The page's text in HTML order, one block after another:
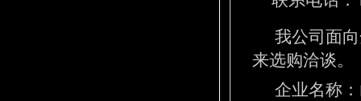
我公司面
来选购洽谈。
企业名称